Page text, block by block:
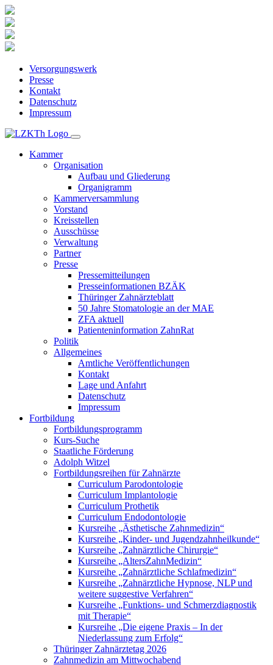
Versorgungswerk
Presse
Kontakt
Datenschutz
Impressum
Kammer
Organisation
Aufbau und Gliederung
Organigramm
Kammerversammlung
Vorstand
Kreisstellen
Ausschüsse
Verwaltung
Partner
Presse
Pressemitteilungen
Presseinformationen BZÄK
Thüringer Zahnärzteblatt
50 Jahre Stomatologie an der MAE
ZFA aktuell
Patienteninformation ZahnRat
Politik
Allgemeines
Amtliche Veröffentlichungen
Kontakt
Lage und Anfahrt
Datenschutz
Impressum
Fortbildung
Fortbildungsprogramm
Kurs-Suche
Staatliche Förderung
Adolph Witzel
Fortbildungsreihen für Zahnärzte
Curriculum Parodontologie
Curriculum Implantologie
Curriculum Prothetik
Curriculum Endodontologie
Kursreihe „Ästhetische Zahnmedizin“
Kursreihe „Kinder- und Jugendzahnheilkunde“
Kursreihe „Zahnärztliche Chirurgie“
Kursreihe „AltersZahnMedizin“
Kursreihe „Zahnärztliche Schlafmedizin“
Kursreihe „Zahnärztliche Hypnose, NLP und
weitere suggestive Verfahren“
Kursreihe „Funktions- und Schmerzdiagnostik
mit Therapie“
Kursreihe „Die eigene Praxis – In der
Niederlassung zum Erfolg“
Thüringer Zahnärztetag 2026
Zahnmedizin am Mittwochabend